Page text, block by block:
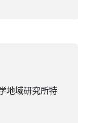
地域研究所特